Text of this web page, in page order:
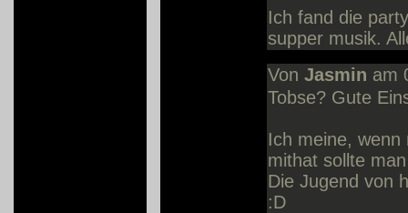
Ich fand die
supper musik.
Von Jasmin am
Tobse? Gute
Ich meine,
mithat sollte
Die Jugend von
:D